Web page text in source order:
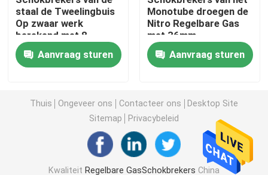
Verre ReservoirSchokbreker
MonobuisSchokbreker
De Lente van de voertuigrol
staal de Tweelingbuis
Op zwaar werk
berekend met 8
Stadiumaanpassing
Aanvraag sturen
Monotube droegen de
Nitro Regelbare Gas
met 36mm
Aanvraag sturen
Thuis Ongeveer ons Contacteer ons
Desktop Site
Sitemap
Privacybeleid
Kwaliteit Regelbare GasSchokbrekers China